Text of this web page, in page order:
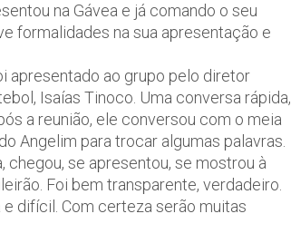
na Gávea e já comando o seu
formalidades na sua apresentação e
apresentado ao grupo pelo diretor
Isaías Tinoco. Uma conversa rápida,
a reunião, ele conversou com o meia
Angelim para trocar algumas palavras.
se apresentou, se mostrou à
Foi bem transparente, verdadeiro.
e difícil. Com certeza serão muitas